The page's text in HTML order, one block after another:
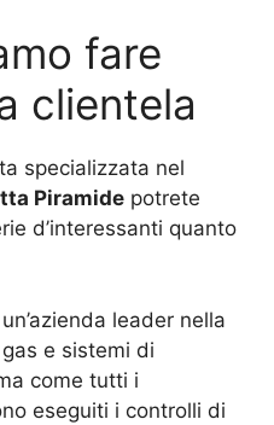
fare
clientela
specializzata nel
Piramide potrete
d’interessanti quanto
leader nella
e sistemi di
come tutti i
eseguiti i controlli di